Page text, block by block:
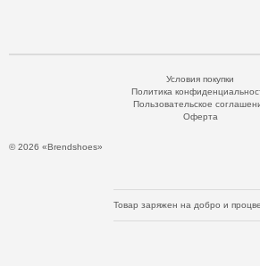
© 2026 «Brendshoes»
Условия покупки
Политика
Пользовательское
Оферта
Товар заряжен на добро и